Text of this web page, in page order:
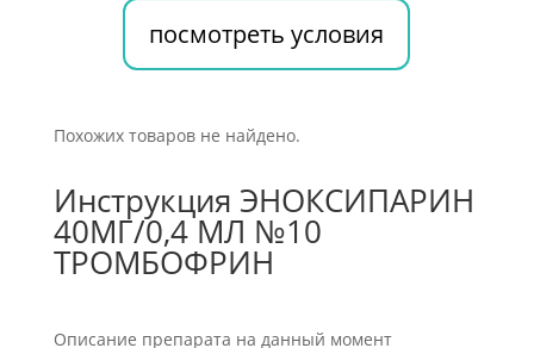
посмотреть условия
Похожих товаров не найдено.
Инструкция ЭНОКСИПАРИН
40МГ/0,4 МЛ №10
ТРОМБОФРИН
Описание препарата на данный момент